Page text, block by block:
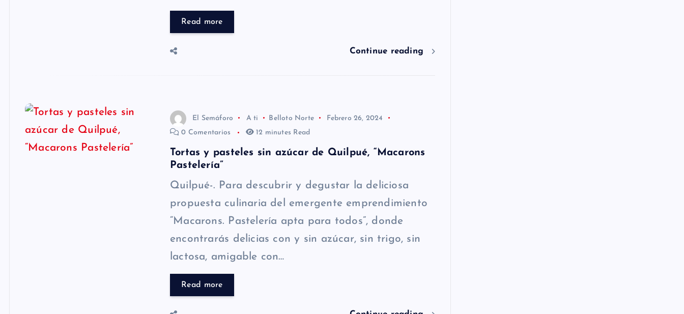
Read more
Continue reading
El Semáforo A ti Belloto Norte
Febrero 26, 2024
0 Comentarios
12 minutes Read
Tortas y pasteles sin azúcar de Quilpué, “Macarons
Pastelería”
Quilpué-. Para descubrir y degustar la deliciosa
propuesta culinaria del emergente emprendimiento
“Macarons. Pastelería apta para todos”, donde
encontrarás delicias con y sin azúcar, sin trigo, sin
lactosa, amigable con…
Read more